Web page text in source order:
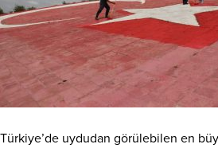
Türkiye’de uydudan görülebilen en